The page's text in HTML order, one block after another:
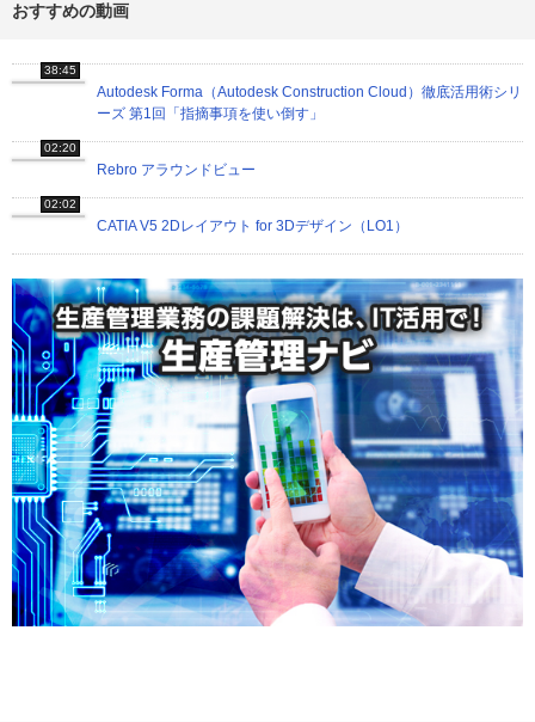
おすすめの動画
38:45
Autodesk Forma（Autodesk Construction Cloud）徹底活用術シリ
ーズ 第1回「指摘事項を使い倒す」
02:20
Rebro アラウンドビュー
02:02
CATIA V5 2Dレイアウト for 3Dデザイン（LO1）